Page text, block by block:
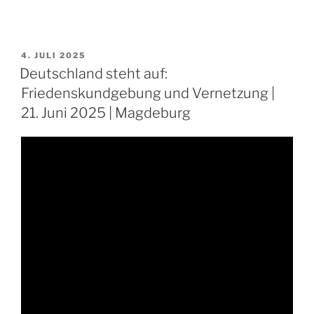
VERÖFFENTLICHT
AM
4. JULI 2025
Deutschland steht auf:
Friedenskundgebung und Vernetzung |
21. Juni 2025 | Magdeburg